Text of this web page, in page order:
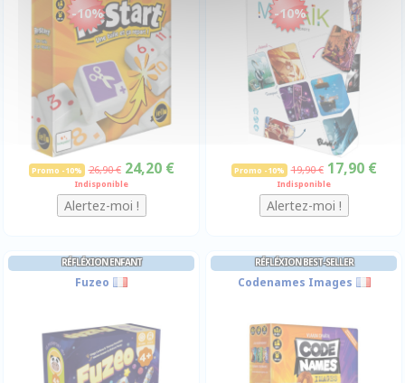
-10%
Promo -10% 26,90 € 24,20 €
Indisponible
-10%
Promo -10% 19,90 € 17,90 €
Indisponible
RÉFLÉXION ENFANT
Fuzeo
RÉFLÉXION BEST-SELLER
Codenames Images